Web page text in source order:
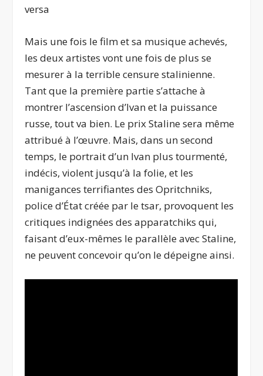
versa
Mais une fois le film et sa musique achevés,
les deux artistes vont une fois de plus se
mesurer à la terrible censure stalinienne.
Tant que la première partie s’attache à
montrer l’ascension d’Ivan et la puissance
russe, tout va bien. Le prix Staline sera même
attribué à l’œuvre. Mais, dans un second
temps, le portrait d’un Ivan plus tourmenté,
indécis, violent jusqu’à la folie, et les
manigances terrifiantes des Opritchniks,
police d’État créée par le tsar, provoquent les
critiques indignées des apparatchiks qui,
faisant d’eux-mêmes le parallèle avec Staline,
ne peuvent concevoir qu’on le dépeigne ainsi.